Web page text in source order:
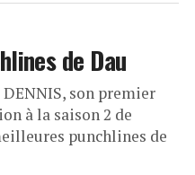
de Dau
son premier
à la saison 2 de
punchlines de